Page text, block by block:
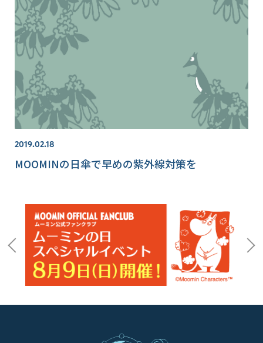
2019.02.18
MOOMINの日傘で早めの紫外線対策を